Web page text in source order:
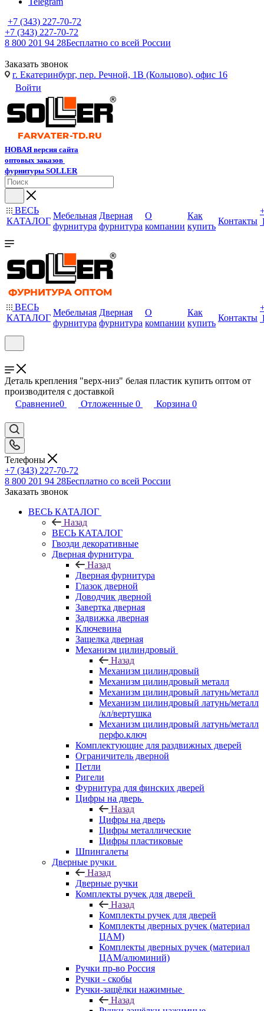
+7 (343) 227-70-72
+7 (343) 227-70-72
8 800 201 94 28Бесплатно со всей России
Заказать звонок
г. Екатеринбург, пер. Речной, 1В (Кольцово), офис 16
Войти
НОВАЯ версия сайта
оптовых заказов
фурнитуры SOLLER
ВЕСЬ
КАТАЛОГ
Мебельная
фурнитура
Дверная
фурнитура
О
компании
Как
купить
Контакты
ВЕСЬ
КАТАЛОГ
Мебельная
фурнитура
Дверная
фурнитура
О
компании
Как
купить
Контакты
Деталь крепления "верх-низ" белая пластик купить оптом от
производителя с доставкой
Сравнение0 Отложенные 0 Корзина 0
Телефоны
+7 (343) 227-70-72
8 800 201 94 28Бесплатно со всей России
Заказать звонок
ВЕСЬ КАТАЛОГ
Назад
ВЕСЬ КАТАЛОГ
Гвозди декоративные
Дверная фурнитура
Назад
Дверная фурнитура
Глазок дверной
Доводчик дверной
Завертка дверная
Задвижка дверная
Ключевина
Защелка дверная
Механизм цилиндровый
Назад
Механизм цилиндровый
Механизм цилиндровый металл
Механизм цилиндровый латунь/металл
Механизм цилиндровый латунь/металл
/кл/вертушка
Механизм цилиндровый латунь/металл
перфо.ключ
Комплектующие для раздвижных дверей
Ограничитель дверной
Петли
Ригели
Фурнитура для финских дверей
Цифры на дверь
Назад
Цифры на дверь
Цифры металлические
Цифры пластиковые
Шпингалеты
Дверные ручки
Назад
Дверные ручки
Комплекты ручек для дверей
Назад
Комплекты ручек для дверей
Комплекты дверных ручек (материал
ЦАМ)
Комплекты дверных ручек (материал
ЦАМ/алюминий)
Ручки пр-во Россия
Ручки - скобы
Ручки-защёлки нажимные
Назад